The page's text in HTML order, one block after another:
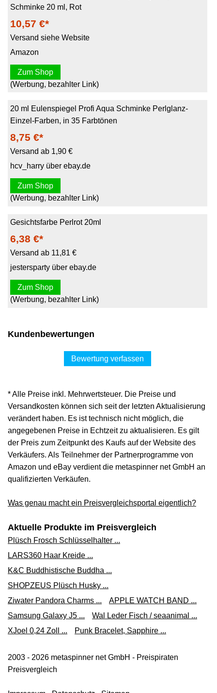
Schminke 20 ml, Rot
10,57 €*
Versand siehe Website
Amazon
Zum Shop
(Werbung, bezahlter Link)
20 ml Eulenspiegel Profi Aqua Schminke Perlglanz-
Einzel-Farben, in 35 Farbtönen
8,75 €*
Versand ab 1,90 €
hcv_harry über ebay.de
Zum Shop
(Werbung, bezahlter Link)
Gesichtsfarbe Perlrot 20ml
6,38 €*
Versand ab 11,81 €
jestersparty über ebay.de
Zum Shop
(Werbung, bezahlter Link)
Kundenbewertungen
Bewertung verfassen
* Alle Preise inkl. Mehrwertsteuer. Die Preise und
Versandkosten können sich seit der letzten Aktualisierung
verändert haben. Es ist technisch nicht möglich, die
angegebenen Preise in Echtzeit zu aktualisieren. Es gilt
der Preis zum Zeitpunkt des Kaufs auf der Website des
Verkäufers. Als Teilnehmer der Partnerprogramme von
Amazon und eBay verdient die metaspinner net GmbH an
qualifizierten Verkäufen.
Was genau macht ein Preisvergleichsportal eigentlich?
Aktuelle Produkte im Preisvergleich
Plüsch Frosch Schlüsselhalter ...
LARS360 Haar Kreide ...
K&C Buddhistische Buddha ...
SHOPZEUS Plüsch Husky ...
Ziwater Pandora Charms ...
APPLE WATCH BAND ...
Samsung Galaxy J5 ...
Wal Leder Fisch / seaanimal ...
XJoel 0,24 Zoll ...
Punk Bracelet, Sapphire ...
2003 - 2026 metaspinner net GmbH - Preispiraten
Preisvergleich